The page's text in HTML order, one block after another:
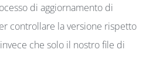
di aggiornamento di
controllare la versione rispetto
che solo il nostro file di